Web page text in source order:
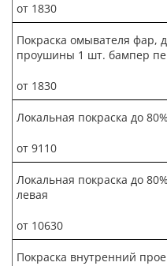
от 1830
Покраска омывателя фар,
проушины 1 шт. бампер
от 1830
Локальная покраска до
от 9110
Локальная покраска до
левая
от 10630
Покраска внутренний